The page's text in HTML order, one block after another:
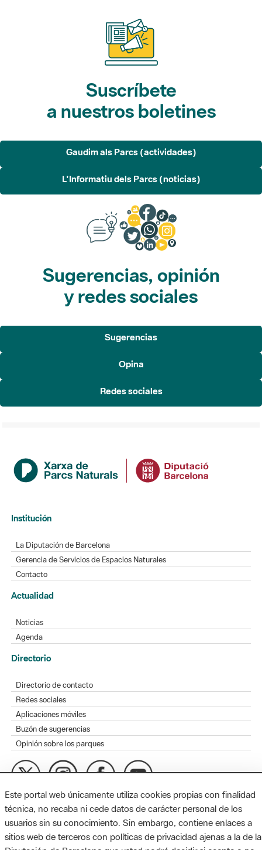
Suscríbete
a nuestros boletines
Gaudim als Parcs (actividades)
L'Informatiu dels Parcs (noticias)
Sugerencias, opinión
y redes sociales
Sugerencias
Opina
Redes sociales
Institución
La Diputación de Barcelona
Gerencia de Servicios de Espacios Naturales
Contacto
Actualidad
Noticias
Agenda
Directorio
Directorio de contacto
Redes sociales
Aplicaciones móviles
Buzón de sugerencias
Opinión sobre los parques
MAPA WEB AVISO LEGAL ACCESIBILIDAD
Diputación de Barcelona. Edifici Llacuna, 1a planta. Badajoz, 49.
08005 Barcelona. Tel. 934 022 428 / xarxaparcs@diba.cat
Este portal web únicamente utiliza cookies propias con finalidad
técnica, no recaba ni cede datos de carácter personal de los
usuarios sin su conocimiento. Sin embargo, contiene enlaces a
sitios web de terceros con políticas de privacidad ajenas a la de la